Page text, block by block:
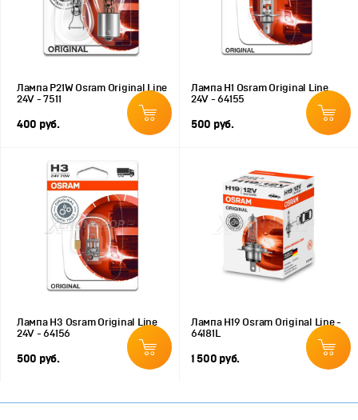
Лампа P21W Osram Original Line
24V - 7511
400 руб.
Лампа H1 Osram Original Line
24V - 64155
500 руб.
Лампа H3 Osram Original Line
24V - 64156
500 руб.
Лампа H19 Osram Original Line -
64181L
1 500 руб.